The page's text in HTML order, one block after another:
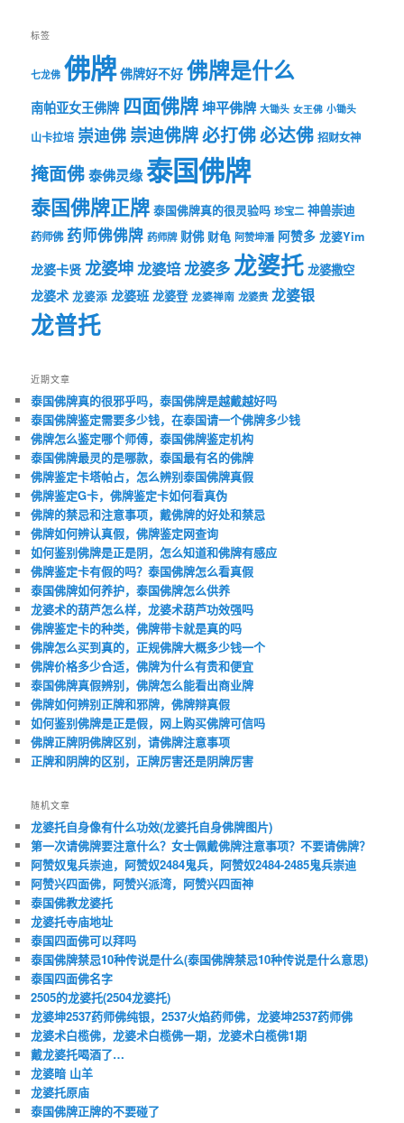
标签
七龙佛 佛牌 佛牌好不好 佛牌是什么
南帕亚女王佛牌 四面佛牌坤平佛牌 大锄头 女王佛 小锄头
山卡拉培 崇迪佛崇迪佛牌必打佛必达佛 招财女神
掩面佛泰佛灵缘泰国佛牌
泰国佛牌正牌 泰国佛牌真的很灵验吗 珍宝二 神兽崇迪
药师佛 药师佛佛牌 药师牌 财佛 财龟 阿赞坤潘 阿赞多 龙婆Yim
龙婆卡贤 龙婆坤龙婆培龙婆多龙婆托 龙婆撒空
龙婆术 龙婆添 龙婆班 龙婆登 龙婆禅南 龙婆贵 龙婆银
龙普托
近期文章
泰国佛牌真的很邪乎吗，泰国佛牌是越戴越好吗
泰国佛牌鉴定需要多少钱，在泰国请一个佛牌多少钱
佛牌怎么鉴定哪个师傅，泰国佛牌鉴定机构
泰国佛牌最灵的是哪款，泰国最有名的佛牌
佛牌鉴定卡塔帕占，怎么辨别泰国佛牌真假
佛牌鉴定G卡，佛牌鉴定卡如何看真伪
佛牌的禁忌和注意事项，戴佛牌的好处和禁忌
佛牌如何辨认真假，佛牌鉴定网查询
如何鉴别佛牌是正是阴，怎么知道和佛牌有感应
佛牌鉴定卡有假的吗？泰国佛牌怎么看真假
泰国佛牌如何养护，泰国佛牌怎么供养
龙婆术的葫芦怎么样，龙婆术葫芦功效强吗
佛牌鉴定卡的种类，佛牌带卡就是真的吗
佛牌怎么买到真的，正规佛牌大概多少钱一个
佛牌价格多少合适，佛牌为什么有贵和便宜
泰国佛牌真假辨别，佛牌怎么能看出商业牌
佛牌如何辨别正牌和邪牌，佛牌辩真假
如何鉴别佛牌是正是假，网上购买佛牌可信吗
佛牌正牌阴佛牌区别，请佛牌注意事项
正牌和阴牌的区别，正牌厉害还是阴牌厉害
随机文章
龙婆托自身像有什么功效(龙婆托自身佛牌图片)
第一次请佛牌要注意什么？女士佩戴佛牌注意事项？不要请佛牌？
阿赞奴鬼兵崇迪，阿赞奴2484鬼兵，阿赞奴2484-2485鬼兵崇迪
阿赞兴四面佛，阿赞兴派湾，阿赞兴四面神
泰国佛教龙婆托
龙婆托寺庙地址
泰国四面佛可以拜吗
泰国佛牌禁忌10种传说是什么(泰国佛牌禁忌10种传说是什么意思)
泰国四面佛名字
2505的龙婆托(2504龙婆托)
龙婆坤2537药师佛纯银，2537火焰药师佛，龙婆坤2537药师佛
龙婆术白榄佛，龙婆术白榄佛一期，龙婆术白榄佛1期
戴龙婆托喝酒了…
龙婆暗 山羊
龙婆托原庙
泰国佛牌正牌的不要碰了